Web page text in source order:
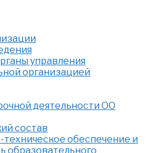
управления
организацией
деятельности ОО
состав
обеспечение и
образовательного